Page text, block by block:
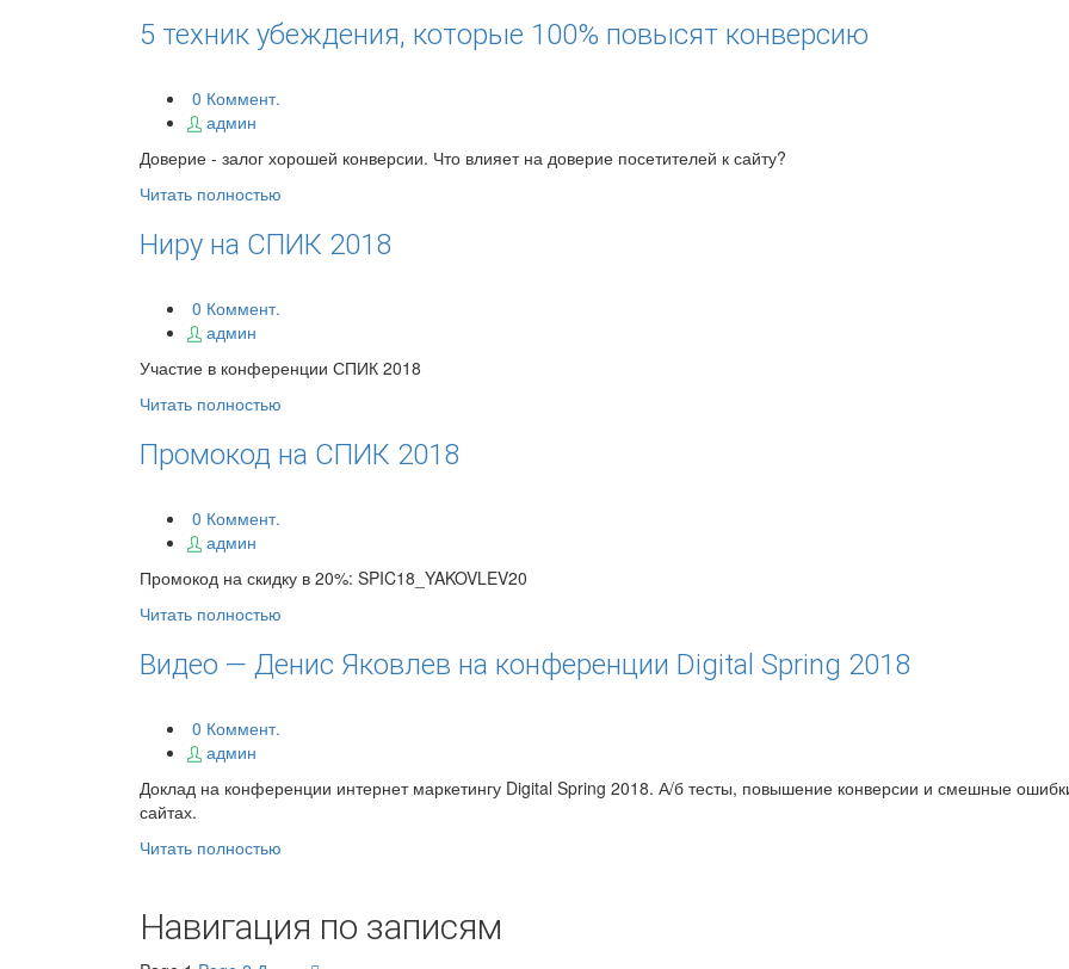
5 техник убеждения, которые 100% повысят конверсию
0 Коммент.
админ
Доверие - залог хорошей конверсии. Что влияет на доверие посетителей к сайту?
Читать полностью
Ниру на СПИК 2018
0 Коммент.
админ
Участие в конференции СПИК 2018
Читать полностью
Промокод на СПИК 2018
0 Коммент.
админ
Промокод на скидку в 20%: SPIC18_YAKOVLEV20
Читать полностью
Видео — Денис Яковлев на конференции Digital Spring 2018
0 Коммент.
админ
Доклад на конференции интернет маркетингу Digital Spring 2018. А/б тесты, повышение конверсии и смешные
сайтах.
Читать полностью
Навигация по записям